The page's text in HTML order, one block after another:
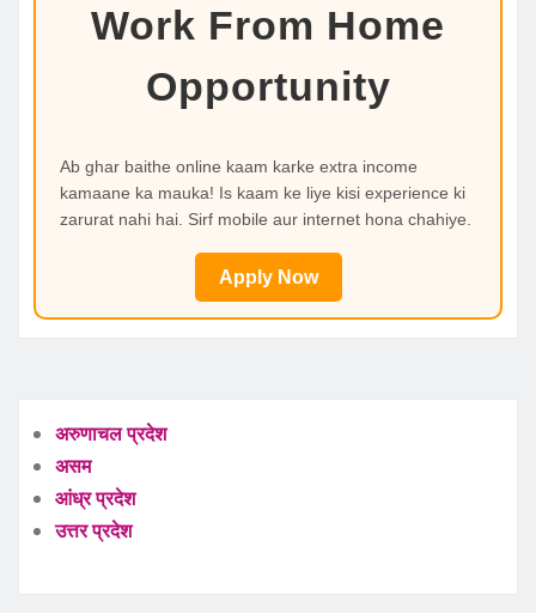
Work From Home
Opportunity
Ab ghar baithe online kaam karke extra income
kamaane ka mauka! Is kaam ke liye kisi experience ki
zarurat nahi hai. Sirf mobile aur internet hona chahiye.
Apply Now
अरुणाचल प्रदेश
असम
आंध्र प्रदेश
उत्तर प्रदेश